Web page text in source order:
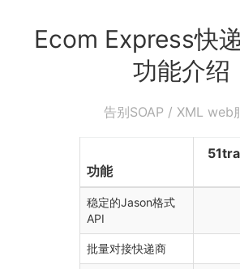
Ecom Express快
功能介绍
告别SOAP / XML web
功能
稳定的Jason格式
API
批量对接快递商